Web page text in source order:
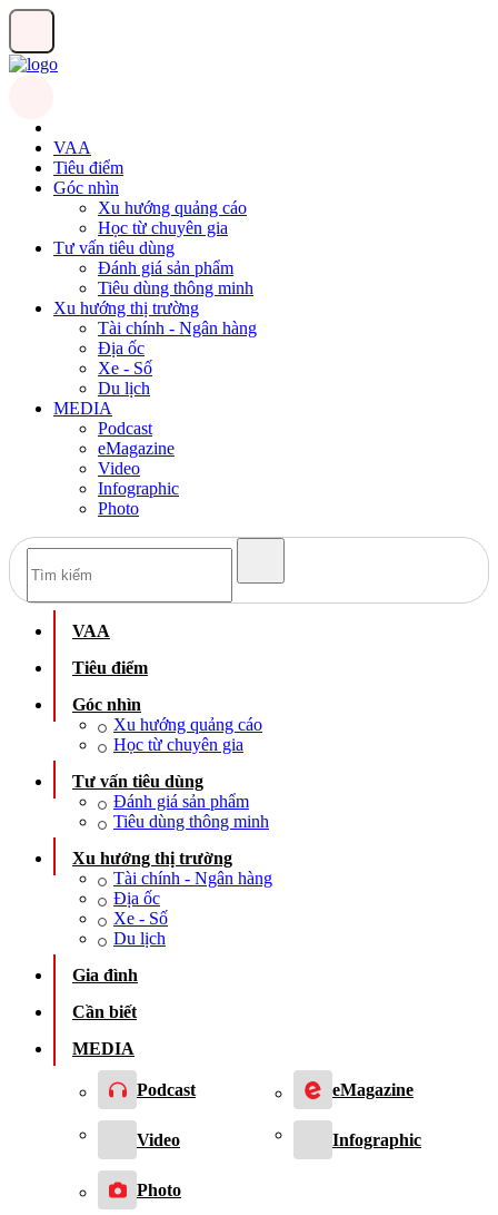
VAA
Tiêu điểm
Góc nhìn
Xu hướng quảng cáo
Học từ chuyên gia
Tư vấn tiêu dùng
Đánh giá sản phẩm
Tiêu dùng thông minh
Xu hướng thị trường
Tài chính - Ngân hàng
Địa ốc
Xe - Số
Du lịch
MEDIA
Podcast
eMagazine
Video
Infographic
Photo
VAA
Tiêu điểm
Góc nhìn
Xu hướng quảng cáo
Học từ chuyên gia
Tư vấn tiêu dùng
Đánh giá sản phẩm
Tiêu dùng thông minh
Xu hướng thị trường
Tài chính - Ngân hàng
Địa ốc
Xe - Số
Du lịch
Gia đình
Cần biết
MEDIA
Podcast eMagazine
Video Infographic
Photo